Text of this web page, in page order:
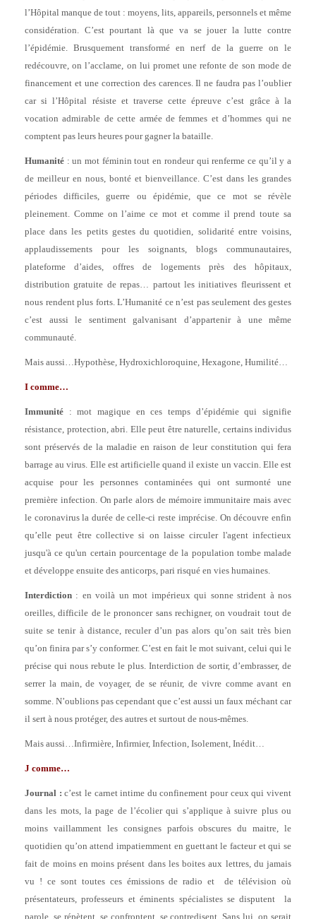
l’Hôpital manque de tout : moyens, lits, appareils, personnels et même
considération. C’est pourtant là que va se jouer la lutte contre
l’épidémie. Brusquement transformé en nerf de la guerre on le
redécouvre, on l’acclame, on lui promet une refonte de son mode de
financement et une correction des carences. Il ne faudra pas l’oublier
car si l’Hôpital résiste et traverse cette épreuve c’est grâce à la
vocation admirable de cette armée de femmes et d’hommes qui ne
comptent pas leurs heures pour gagner la bataille.
Humanité : un mot féminin tout en rondeur qui renferme ce qu’il y a
de meilleur en nous, bonté et bienveillance. C’est dans les grandes
périodes difficiles, guerre ou épidémie, que ce mot se révèle
pleinement. Comme on l’aime ce mot et comme il prend toute sa
place dans les petits gestes du quotidien, solidarité entre voisins,
applaudissements pour les soignants, blogs communautaires,
plateforme d’aides, offres de logements près des hôpitaux,
distribution gratuite de repas… partout les initiatives fleurissent et
nous rendent plus forts. L’Humanité ce n’est pas seulement des gestes
c’est aussi le sentiment galvanisant d’appartenir à une même
communauté.
Mais aussi…Hypothèse, Hydroxichloroquine, Hexagone, Humilité…
I comme…
Immunité : mot magique en ces temps d’épidémie qui signifie
résistance, protection, abri. Elle peut être naturelle, certains individus
sont préservés de la maladie en raison de leur constitution qui fera
barrage au virus. Elle est artificielle quand il existe un vaccin. Elle est
acquise pour les personnes contaminées qui ont surmonté une
première infection. On parle alors de mémoire immunitaire mais avec
le coronavirus la durée de celle-ci reste imprécise. On découvre enfin
qu’elle peut être collective si on laisse circuler l'agent infectieux
jusqu'à ce qu'un certain pourcentage de la population tombe malade
et développe ensuite des anticorps, pari risqué en vies humaines.
Interdiction : en voilà un mot impérieux qui sonne strident à nos
oreilles, difficile de le prononcer sans rechigner, on voudrait tout de
suite se tenir à distance, reculer d’un pas alors qu’on sait très bien
qu’on finira par s’y conformer. C’est en fait le mot suivant, celui qui le
précise qui nous rebute le plus. Interdiction de sortir, d’embrasser, de
serrer la main, de voyager, de se réunir, de vivre comme avant en
somme. N’oublions pas cependant que c’est aussi un faux méchant car
il sert à nous protéger, des autres et surtout de nous-mêmes.
Mais aussi…Infirmière, Infirmier, Infection, Isolement, Inédit…
J comme…
Journal :c’est le carnet intime du confinement pour ceux qui vivent
dans les mots, la page de l’écolier qui s’applique à suivre plus ou
moins vaillamment les consignes parfois obscures du maitre, le
quotidien qu’on attend impatiemment en guettant le facteur et qui se
fait de moins en moins présent dans les boites aux lettres, du jamais
vu ! ce sont toutes ces émissions de radio et de télévision où
présentateurs, professeurs et éminents spécialistes se disputent la
parole, se répètent, se confrontent, se contredisent. Sans lui, on serait